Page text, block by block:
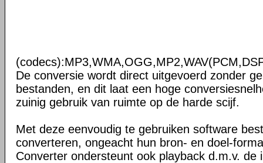
De conversie wordt direct uitgevoerd zonder
bestanden, en dit laat een hoge
zuinig gebruik van ruimte op de harde scijf.
Met deze eenvoudig te gebruiken software
converteren, ongeacht hun bron- en doel-
Converter ondersteunt ook playback d.m.v. de